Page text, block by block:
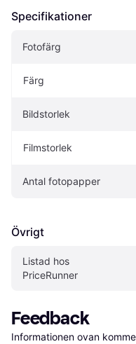
Specifikationer
Fotofärg
Färg
Bildstorlek
Filmstorlek
Antal fotopapper
Övrigt
Listad hos
PriceRunner
Feedback
Informationen ovan